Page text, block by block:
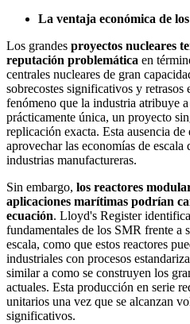
La ventaja económica de
Los grandes proyectos nucleares
reputación problemática en
centrales nucleares de gran
sobrecostes significativos y retrasos
fenómeno que la industria atribuye
prácticamente única, un proyecto
replicación exacta. Esta ausencia
aprovechar las economías de escala
industrias manufactureras.
Sin embargo, los reactores
aplicaciones marítimas podrían
ecuación. Lloyd's Register
fundamentales de los SMR frente a
escala, como que estos reactores
industriales con procesos
similar a como se construyen los
actuales. Esta producción en serie
unitarios una vez que se alcanzan
significativos.